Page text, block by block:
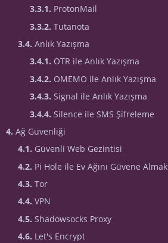
3.3.1. ProtonMail
3.3.2. Tutanota
3.4. Anlık Yazışma
3.4.1. OTR ile Anlık Yazışma
3.4.2. OMEMO ile Anlık Yazışma
3.4.3. Signal ile Anlık Yazışma
3.4.4. Silence ile SMS Şifreleme
4. Ağ Güvenliği
4.1. Güvenli Web Gezintisi
4.2. Pi Hole ile Ev Ağını Güvene Almak
4.3. Tor
4.4. VPN
4.5. Shadowsocks Proxy
4.6. Let's Encrypt